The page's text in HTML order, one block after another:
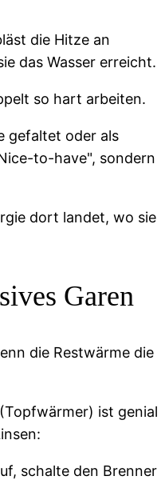
die Hitze an
das Wasser erreicht.
so hart arbeiten.
gefaltet oder als
to-have", sondern
dort landet, wo sie
Garen
die Restwärme die
ist genial
schalte den Brenner